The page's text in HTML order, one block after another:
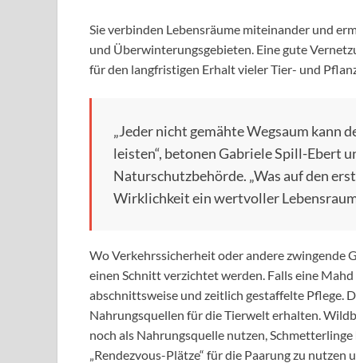
Sie verbinden Lebensräume miteinander und
und Überwinterungsgebieten. Eine gute
für den langfristigen Erhalt vieler Tier- und
„Jeder nicht gemähte Wegsaum kann
leisten“, betonen Gabriele Spill-Ebert
Naturschutzbehörde. „Was auf den
Wirklichkeit ein wertvoller
Wo Verkehrssicherheit oder andere zwingende
einen Schnitt verzichtet werden. Falls eine
abschnittsweise und zeitlich gestaffelte Pflege.
Nahrungsquellen für die Tierwelt erhalten.
noch als Nahrungsquelle nutzen,
„Rendezvous-Plätze“ für die Paarung zu